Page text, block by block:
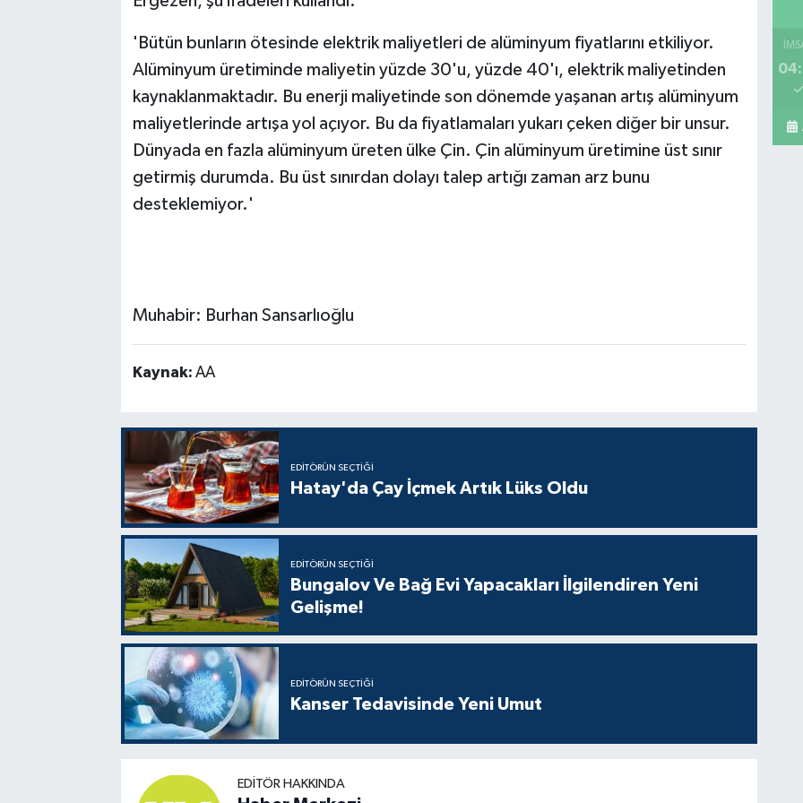
'Bütün bunların ötesinde elektrik maliyetleri de alüminyum fiyatlarını etkiliyor.
Alüminyum üretiminde maliyetin yüzde 30'u, yüzde 40'ı, elektrik maliyetinden
kaynaklanmaktadır. Bu enerji maliyetinde son dönemde yaşanan artış alüminyum
maliyetlerinde artışa yol açıyor. Bu da fiyatlamaları yukarı çeken diğer bir unsur.
Dünyada en fazla alüminyum üreten ülke Çin. Çin alüminyum üretimine üst sınır
getirmiş durumda. Bu üst sınırdan dolayı talep artığı zaman arz bunu
desteklemiyor.'
Muhabir: Burhan Sansarlıoğlu
Kaynak: AA
EDITÖRÜN SEÇTIĞI
Hatay'da Çay İçmek Artık Lüks Oldu
EDITÖRÜN SEÇTIĞI
Bungalov Ve Bağ Evi Yapacakları İlgilendiren Yeni
Gelişme!
EDITÖRÜN SEÇTIĞI
Kanser Tedavisinde Yeni Umut
EDITÖR HAKKINDA
A